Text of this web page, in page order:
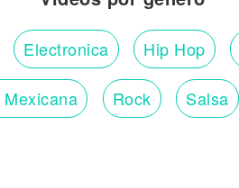
Electronica Hip Hop
Rock Salsa